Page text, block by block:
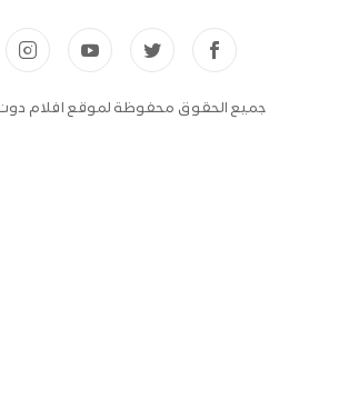
جميع الحقوق محفوظة لموقع افلام دوت